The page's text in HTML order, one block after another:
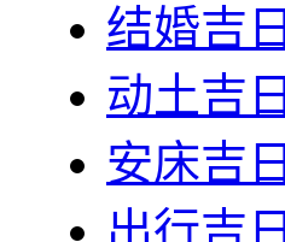
结婚吉日
动土吉日
安床吉日
出行吉日